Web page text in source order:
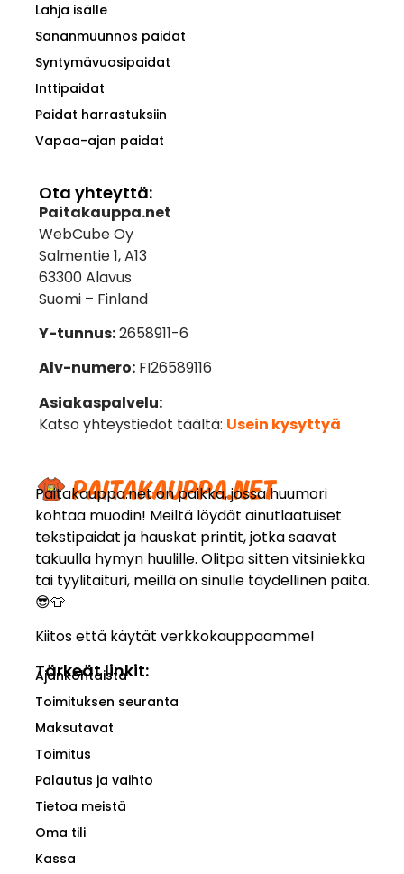
Paitakauppa.net on paikka, jossa huumori
kohtaa muodin! Meiltä löydät ainutlaatuiset
tekstipaidat ja hauskat printit, jotka saavat
takuulla hymyn huulille. Olitpa sitten vitsiniekka
tai tyylitaituri, meillä on sinulle täydellinen paita.
😎👕
Kiitos että käytät verkkokauppaamme!
Tärkeät linkit:
Ajankohtaista
Toimituksen seuranta
Maksutavat
Toimitus
Palautus ja vaihto
Tietoa meistä
Oma tili
Kassa
Lahja isälle
Sananmuunnos paidat
Syntymävuosipaidat
Inttipaidat
Paidat harrastuksiin
Vapaa-ajan paidat
Ota yhteyttä:
Paitakauppa.net
WebCube Oy
Salmentie 1, A13
63300 Alavus
Suomi – Finland
Y-tunnus:2658911-6
Alv-numero:FI26589116
Asiakaspalvelu:
Katso yhteystiedot täältä: Usein kysyttyä